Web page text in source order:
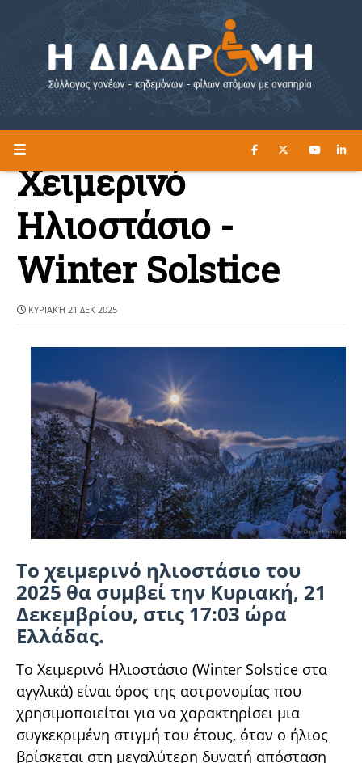
Η ΔΙΑΔΡΟΜΗ ΔΙΑΒΑΣΤΕ ΕΔΩ ►
Χειμερινό
Ηλιοστάσιο -
Winter Solstice
ΚΥΡΙΑΚΉ 21 ΔΕΚ 2025
Το χειμερινό ηλιοστάσιο του
2025 θα συμβεί την Κυριακή, 21
Δεκεμβρίου, στις 17:03 ώρα
Ελλάδας.
Το Χειμερινό Ηλιοστάσιο (Winter Solstice στα
αγγλικά) είναι όρος της αστρονομίας που
χρησιμοποιείται για να χαρακτηρίσει μια
συγκεκριμένη στιγμή του έτους, όταν ο ήλιος
βρίσκεται στη μεγαλύτερη δυνατή απόσταση